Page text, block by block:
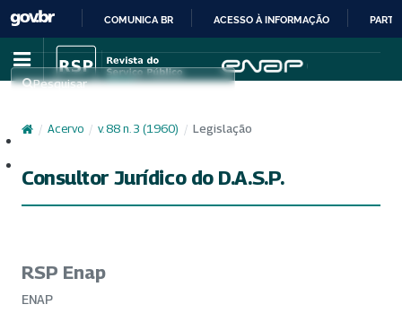
IR
PARA
CONTEÚDO
COMUNICA BR ACESSO À INFORMAÇÃO
Pesquisar
/ Acervo / v. 88 n. 3 (1960) / Legislação
Consultor Jurídico do D.A.S.P.
RSP Enap
ENAP